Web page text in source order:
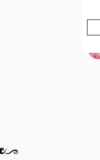
9